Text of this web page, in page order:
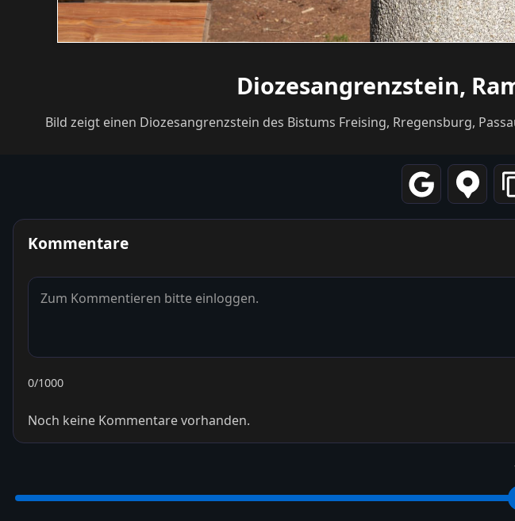
Diozesangrenzstein,
Bild zeigt einen Diozesangrenzstein des Bistums Freising, Rregensburg,
Kommentare
0/1000
Noch keine Kommentare vorhanden.